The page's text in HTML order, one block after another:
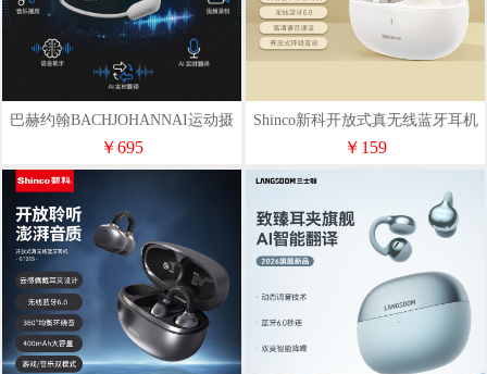
巴赫约翰BACHJOHANNAI运动摄
像耳机E900
￥695
Shinco新科开放式真无线蓝牙耳机
GT19S
￥159